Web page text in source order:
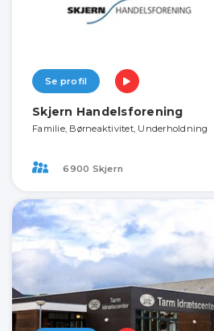
Se profil
Skjern Handelsforening
Familie, Børneaktivitet, Underholdning
6900 Skjern